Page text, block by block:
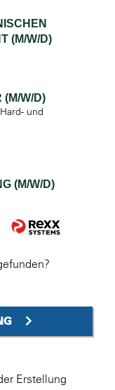
(M/W/D)
(M/W/D)
und
(M/W/D)
Erstellung